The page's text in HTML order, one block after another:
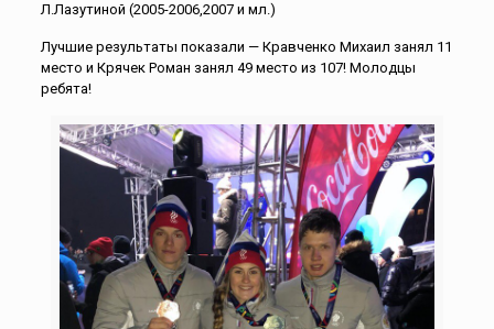
Л.Лазутиной (2005-2006,2007 и мл.)
Лучшие результаты показали — Кравченко Михаил занял 11
место и Крячек Роман занял 49 место из 107! Молодцы
ребята!